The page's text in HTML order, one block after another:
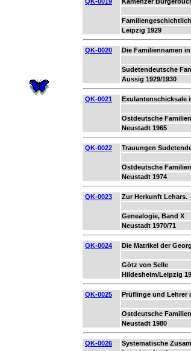
Leipzig 1929
QK-0020 Die Familiennamen
Sudetendeutsche
Aussig 1929/1930
QK-0021 Exulantenschicksale
Ostdeutsche
Neustadt 1965
QK-0022 Trauungen
Ostdeutsche
Neustadt 1974
QK-0023 Zur Herkunft Lehars.
Genealogie, Band X
Neustadt 1970/71
QK-0024 Die Matrikel der
Götz von Selle
Hildesheim/Leipzig
QK-0025 Prüflinge und Lehrer
Ostdeutsche
Neustadt 1980
QK-0026
Systematische